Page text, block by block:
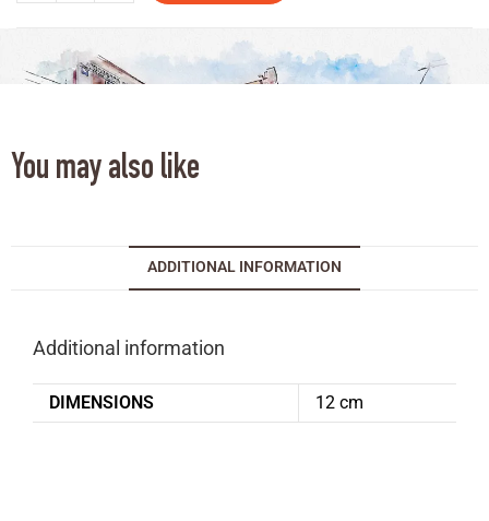
You may also like
ADDITIONAL INFORMATION
Additional information
DIMENSIONS 12 cm